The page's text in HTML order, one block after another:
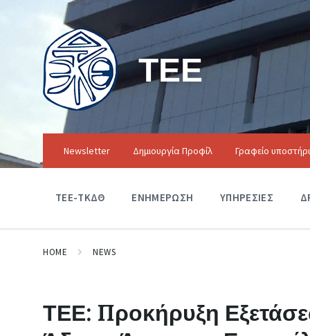
ΤΕΕ
Newsletter Δημιουργία Προφίλ Γραφείο
ΤΕΕ-ΤΚΔΘ ΕΝΗΜΕΡΩΣΗ ΥΠΗΡΕΣΙΕΣ
HOME NEWS
ΤΕΕ: Προκήρυξη